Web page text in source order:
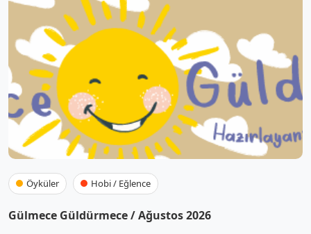
Öyküler Hobi / Eğlence
Gülmece Güldürmece / Ağustos 2026